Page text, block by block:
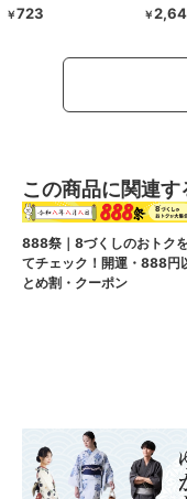
￥723 ￥
この商品に関連す
888祭｜8づくしのおトク
てチェック！開運・888円
とめ割・クーポン